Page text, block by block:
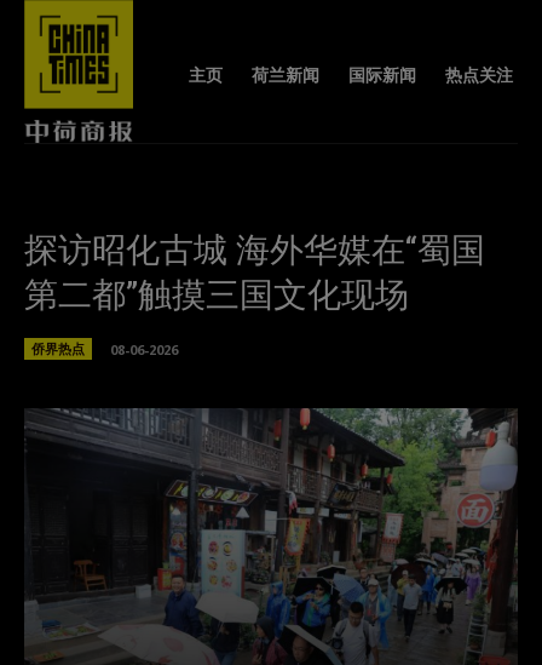
主页 荷兰新闻 国际新闻 热点关注
探访昭化古城 海外华媒在“蜀国
第二都”触摸三国文化现场
侨界热点 08-06-2026